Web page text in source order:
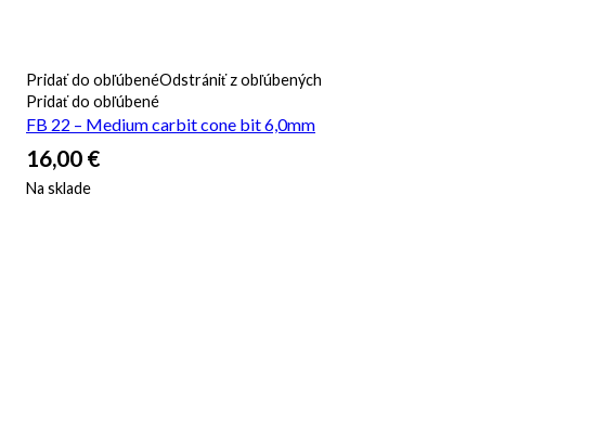
Pridať do obľúbenéOdstrániť z obľúbených
Pridať do obľúbené
FB 22 – Medium carbit cone bit 6,0mm
16,00 €
Na sklade